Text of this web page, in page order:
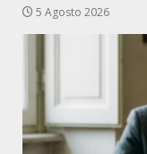
5 Agosto 2026